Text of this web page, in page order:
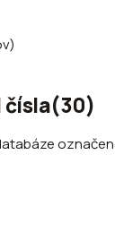
)
čísla(30)